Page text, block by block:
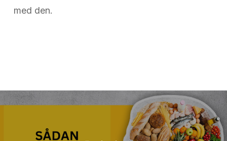
med den.